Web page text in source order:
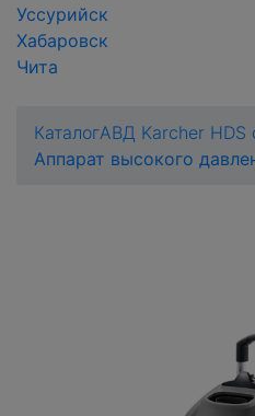
Уссурийск
Хабаровск
Чита
КаталогАВД Karcher HDS
Аппарат высокого